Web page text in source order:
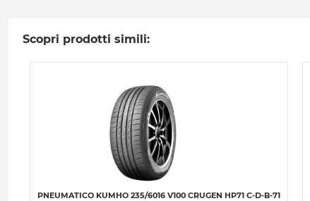
Scopri prodotti simili:
PNEUMATICO KUMHO 235/6016 V100 CRUGEN HP71 C-D-B-71